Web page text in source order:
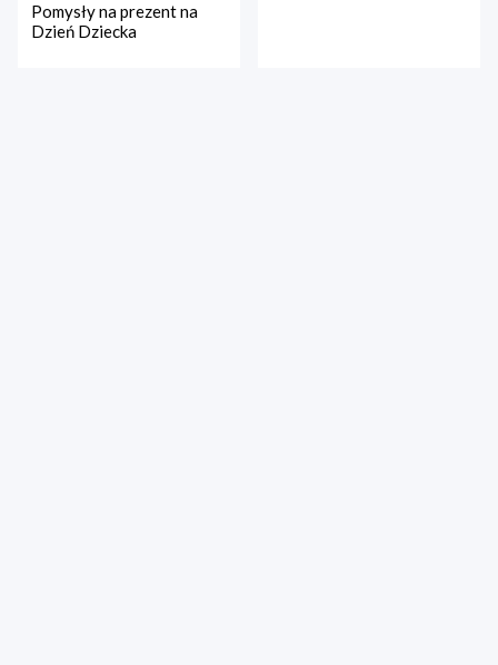
Pomysły na prezent na
Dzień Dziecka